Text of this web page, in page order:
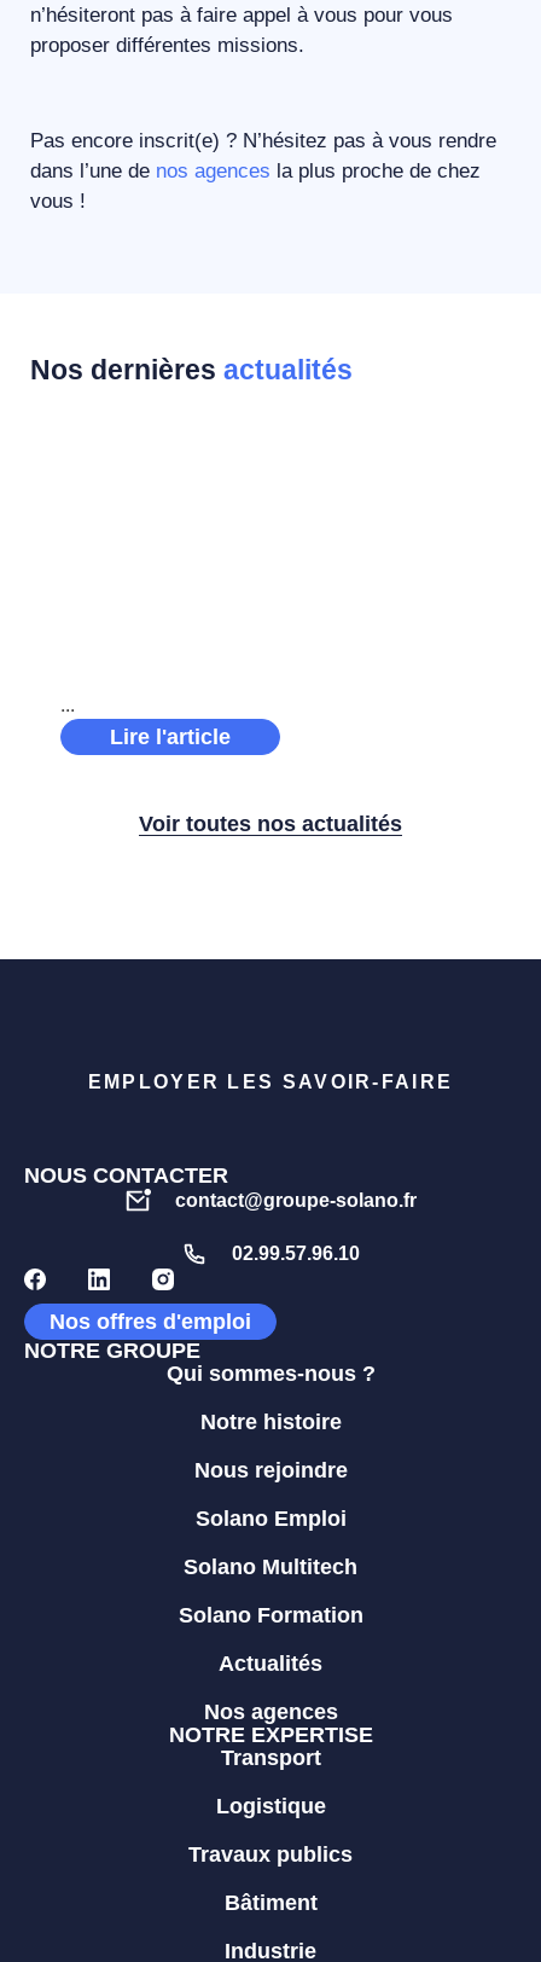
n’hésiteront pas à faire appel à vous pour vous
proposer différentes missions.
Pas encore inscrit(e) ? N’hésitez pas à vous rendre
dans l’une de nos agences la plus proche de chez
vous !
Nos dernières actualités
Lire l'article
Voir toutes nos actualités
EMPLOYER LES SAVOIR-FAIRE
NOUS CONTACTER
contact@groupe-solano.fr
02.99.57.96.10
Nos offres d'emploi
NOTRE GROUPE
Qui sommes-nous ?
Notre histoire
Nous rejoindre
Solano Emploi
Solano Multitech
Solano Formation
Actualités
Nos agences
NOTRE EXPERTISE
Transport
Logistique
Travaux publics
Bâtiment
Industrie